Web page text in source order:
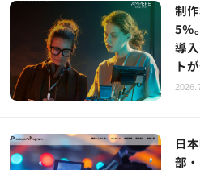
制
5％
導
ト
日
部